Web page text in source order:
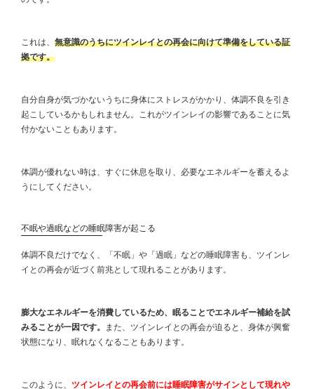
これは、 無意識のうちにツインレイとの再会に向けて準備をしている証
拠です。
自分自身が気づかないうちに身体にストレスがかかり、体調不良を引き
起こしているかもしれません。これがツインレイの影響であることに気
付かないこともあります。
体調が優れない時は、すぐに休息を取り、必要なエネルギーを蓄えるよ
うにしてください。
不眠や過眠などの睡眠障害が起こる
体調不良だけでなく、「不眠」や「過眠」などの睡眠障害も、ツインレ
イとの再会が近づく前兆として現れることがあります。
膨大なエネルギーを消費しているため、眠ることでエネルギー補給を試
みることが一因です。
また、ツインレイとの再会が迫ると、身体が興奮
状態になり、眠れなくなることもあります。
このように、 ツインレイとの再会前には睡眠障害がサインとして現れや